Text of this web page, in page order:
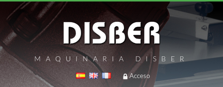
MAQUINARIA DISBER
Acceso